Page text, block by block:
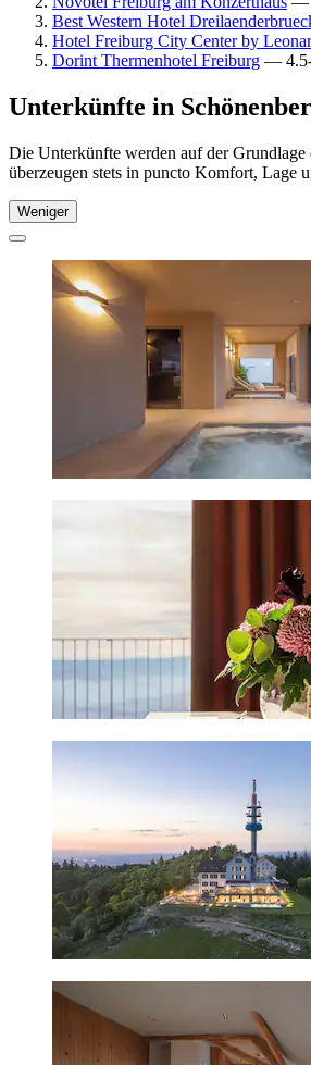
Best Western Hotel
Hotel Freiburg City Center by
Dorint Thermenhotel Freiburg — 4.5-
Unterkünfte in
Die Unterkünfte werden auf der Grundlage
überzeugen stets in puncto Komfort, Lage
Weniger